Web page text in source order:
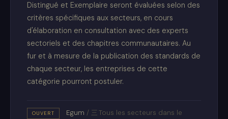
Distingué et Exemplaire seront évaluées selon des
critères spécifiques aux secteurs, en cours
d'élaboration en consultation avec des experts
sectoriels et des chapitres communautaires. Au
fur et à mesure de la publication des standards de
chaque secteur, les entreprises de cette
catégorie pourront postuler.
OUVERT Egum / 三Tous les secteurs dans le